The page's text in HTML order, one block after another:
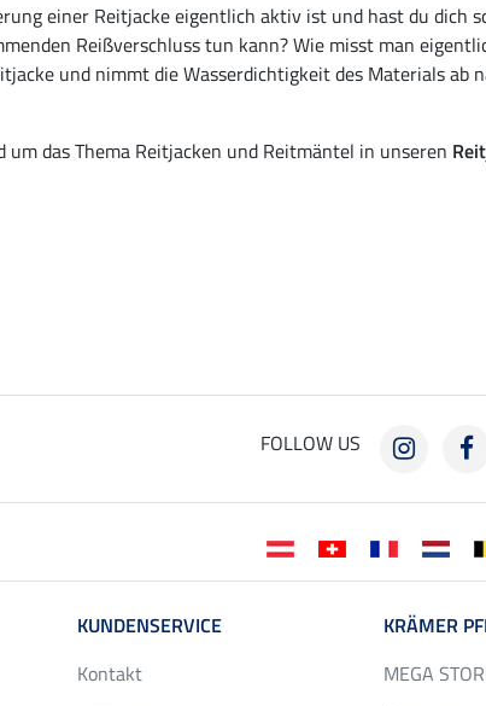
einer Reitjacke eigentlich aktiv ist und hast du dich
Reißverschluss tun kann? Wie misst man
und nimmt die Wasserdichtigkeit des Materials ab
das Thema Reitjacken und Reitmäntel in unseren
FOLLOW US
KUNDENSERVICE
Kontakt
KRÄMER
MEGA